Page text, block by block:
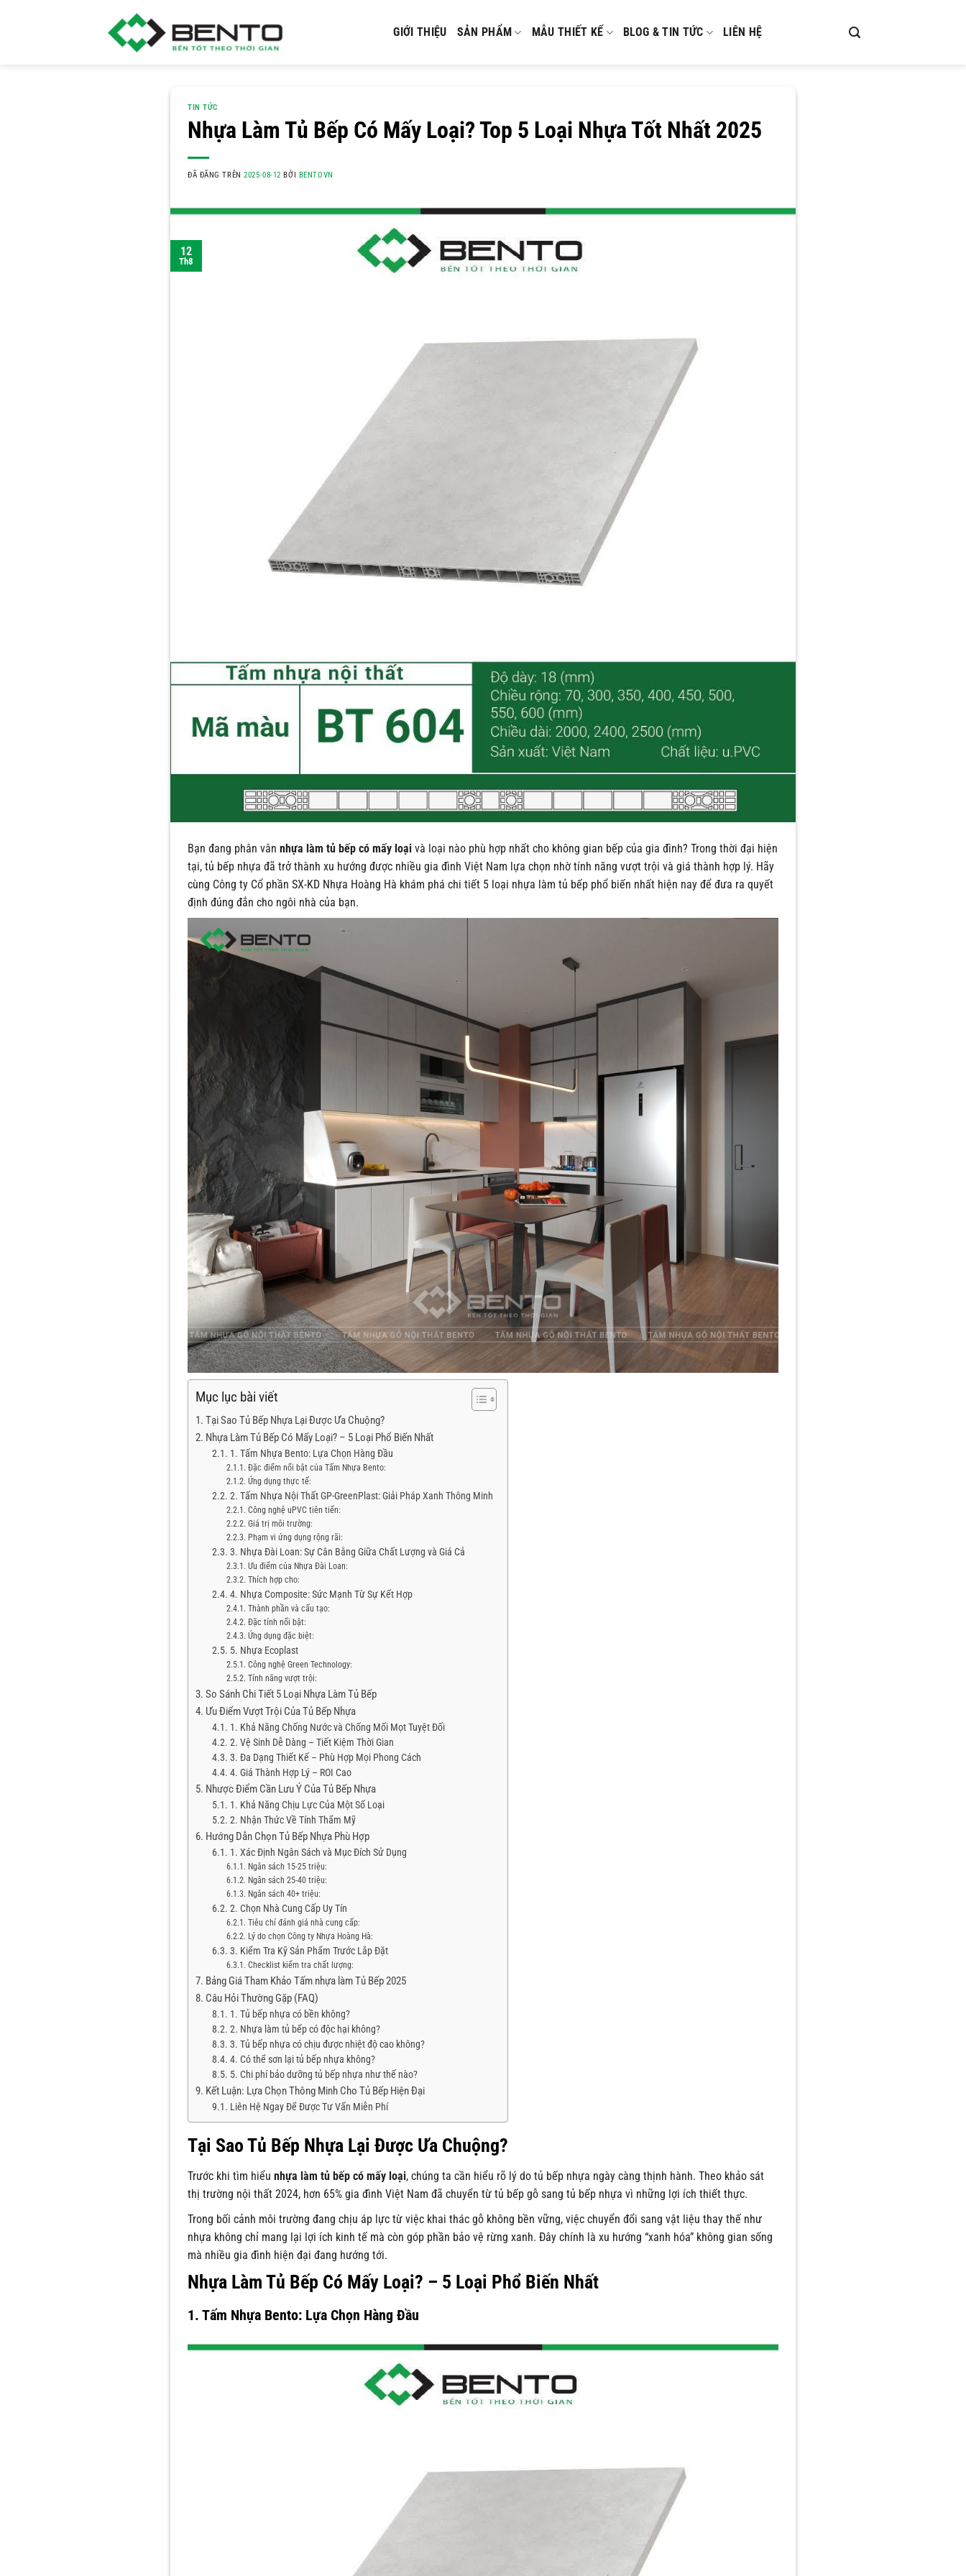
GIỚI THIỆU SẢN PHẨM MẪU THIẾT KẾ BLOG & TIN TỨC LIÊN HỆ
TIN TỨC
Nhựa Làm Tủ Bếp Có Mấy Loại? Top 5 Loại Nhựa Tốt Nhất 2025
ĐÃ ĐĂNG TRÊN2025-08-12 BỞI BENTOVN
12
Th8
Bạn đang phân vân nhựa làm tủ bếp có mấy loại và loại nào phù hợp nhất cho không gian bếp của gia đình? Trong thời đại hiện
tại, tủ bếp nhựa đã trở thành xu hướng được nhiều gia đình Việt Nam lựa chọn nhờ tính năng vượt trội và giá thành hợp lý. Hãy
cùng Công ty Cổ phần SX-KD Nhựa Hoàng Hà khám phá chi tiết 5 loại nhựa làm tủ bếp phổ biến nhất hiện nay để đưa ra quyết
định đúng đắn cho ngôi nhà của bạn.
Mục lục bài viết
Tại Sao Tủ Bếp Nhựa Lại Được Ưa Chuộng?
Nhựa Làm Tủ Bếp Có Mấy Loại? – 5 Loại Phổ Biến Nhất
1. Tấm Nhựa Bento: Lựa Chọn Hàng Đầu
Đặc điểm nổi bật của Tấm Nhựa Bento:
Ứng dụng thực tế:
2. Tấm Nhựa Nội Thất GP-GreenPlast: Giải Pháp Xanh Thông Minh
Công nghệ uPVC tiên tiến:
Giá trị môi trường:
Phạm vi ứng dụng rộng rãi:
3. Nhựa Đài Loan: Sự Cân Bằng Giữa Chất Lượng và Giá Cả
Ưu điểm của Nhựa Đài Loan:
Thích hợp cho:
4. Nhựa Composite: Sức Mạnh Từ Sự Kết Hợp
Thành phần và cấu tạo:
Đặc tính nổi bật:
Ứng dụng đặc biệt:
5. Nhựa Ecoplast
Công nghệ Green Technology:
Tính năng vượt trội:
So Sánh Chi Tiết 5 Loại Nhựa Làm Tủ Bếp
Ưu Điểm Vượt Trội Của Tủ Bếp Nhựa
1. Khả Năng Chống Nước và Chống Mối Mọt Tuyệt Đối
2. Vệ Sinh Dễ Dàng – Tiết Kiệm Thời Gian
3. Đa Dạng Thiết Kế – Phù Hợp Mọi Phong Cách
4. Giá Thành Hợp Lý – ROI Cao
Nhược Điểm Cần Lưu Ý Của Tủ Bếp Nhựa
1. Khả Năng Chịu Lực Của Một Số Loại
2. Nhận Thức Về Tính Thẩm Mỹ
Hướng Dẫn Chọn Tủ Bếp Nhựa Phù Hợp
1. Xác Định Ngân Sách và Mục Đích Sử Dụng
Ngân sách 15-25 triệu:
Ngân sách 25-40 triệu:
Ngân sách 40+ triệu:
2. Chọn Nhà Cung Cấp Uy Tín
Tiêu chí đánh giá nhà cung cấp:
Lý do chọn Công ty Nhựa Hoàng Hà:
3. Kiểm Tra Kỹ Sản Phẩm Trước Lắp Đặt
Checklist kiểm tra chất lượng:
Bảng Giá Tham Khảo Tấm nhựa làm Tủ Bếp 2025
Câu Hỏi Thường Gặp (FAQ)
1. Tủ bếp nhựa có bền không?
2. Nhựa làm tủ bếp có độc hại không?
3. Tủ bếp nhựa có chịu được nhiệt độ cao không?
4. Có thể sơn lại tủ bếp nhựa không?
5. Chi phí bảo dưỡng tủ bếp nhựa như thế nào?
Kết Luận: Lựa Chọn Thông Minh Cho Tủ Bếp Hiện Đại
Liên Hệ Ngay Để Được Tư Vấn Miễn Phí
Tại Sao Tủ Bếp Nhựa Lại Được Ưa Chuộng?
Trước khi tìm hiểu nhựa làm tủ bếp có mấy loại, chúng ta cần hiểu rõ lý do tủ bếp nhựa ngày càng thịnh hành. Theo khảo sát
thị trường nội thất 2024, hơn 65% gia đình Việt Nam đã chuyển từ tủ bếp gỗ sang tủ bếp nhựa vì những lợi ích thiết thực.
Trong bối cảnh môi trường đang chịu áp lực từ việc khai thác gỗ không bền vững, việc chuyển đổi sang vật liệu thay thế như
nhựa không chỉ mang lại lợi ích kinh tế mà còn góp phần bảo vệ rừng xanh. Đây chính là xu hướng “xanh hóa” không gian sống
mà nhiều gia đình hiện đại đang hướng tới.
Nhựa Làm Tủ Bếp Có Mấy Loại? – 5 Loại Phổ Biến Nhất
1. Tấm Nhựa Bento: Lựa Chọn Hàng Đầu